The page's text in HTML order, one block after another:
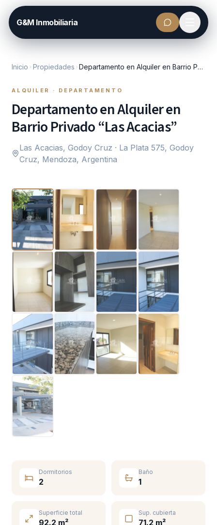
G&M Inmobiliaria
G&M
Inmobiliaria
Inicio
Propiedades
Nosotros
Contacto
Inicio Propiedades Departamento en Alquiler en Barrio Privado “Las Acacias”
ALQUILER · DEPARTAMENTO
Departamento en Alquiler en
Barrio Privado “Las Acacias”
Las Acacias, Godoy Cruz · La Plata 575, Godoy
Cruz, Mendoza, Argentina
Dormitorios
2
Baño
1
Superficie total
92.2 m²
Sup. cubierta
71.2 m²